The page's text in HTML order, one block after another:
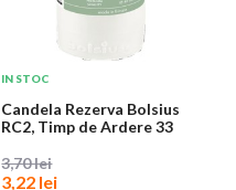
IN STOC
Candela Rezerva Bolsius
RC2, Timp de Ardere 33
3,70 lei
3,22 lei